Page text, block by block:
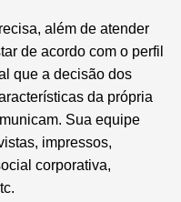
além de atender
de acordo com o perfil
que a decisão dos
da própria
Sua equipe
impressos,
corporativa,